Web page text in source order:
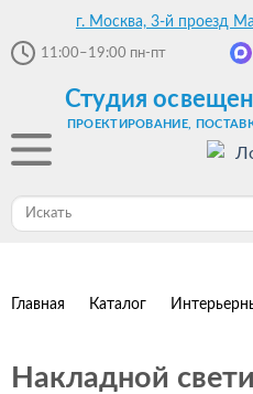
г. Москва, 3-й проезд
11:00–19:00 пн-пт
Студия
ПРОЕКТИРОВАНИЕ,
Главная Каталог
Накладной